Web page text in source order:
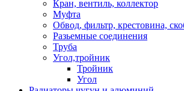
Кран, вентиль, коллектор
Муфта
Обвод, фильтр, крестовина,
Разьемные соединения
Труба
Угол,тройник
Тройник
Угол